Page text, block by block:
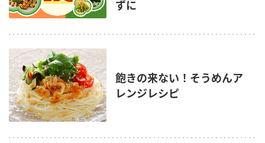
ずに
飽きの来ない！そうめんア
レンジレシピ